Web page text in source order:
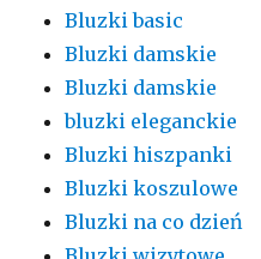
Bluzki basic
Bluzki damskie
Bluzki damskie
bluzki eleganckie
Bluzki hiszpanki
Bluzki koszulowe
Bluzki na co dzień